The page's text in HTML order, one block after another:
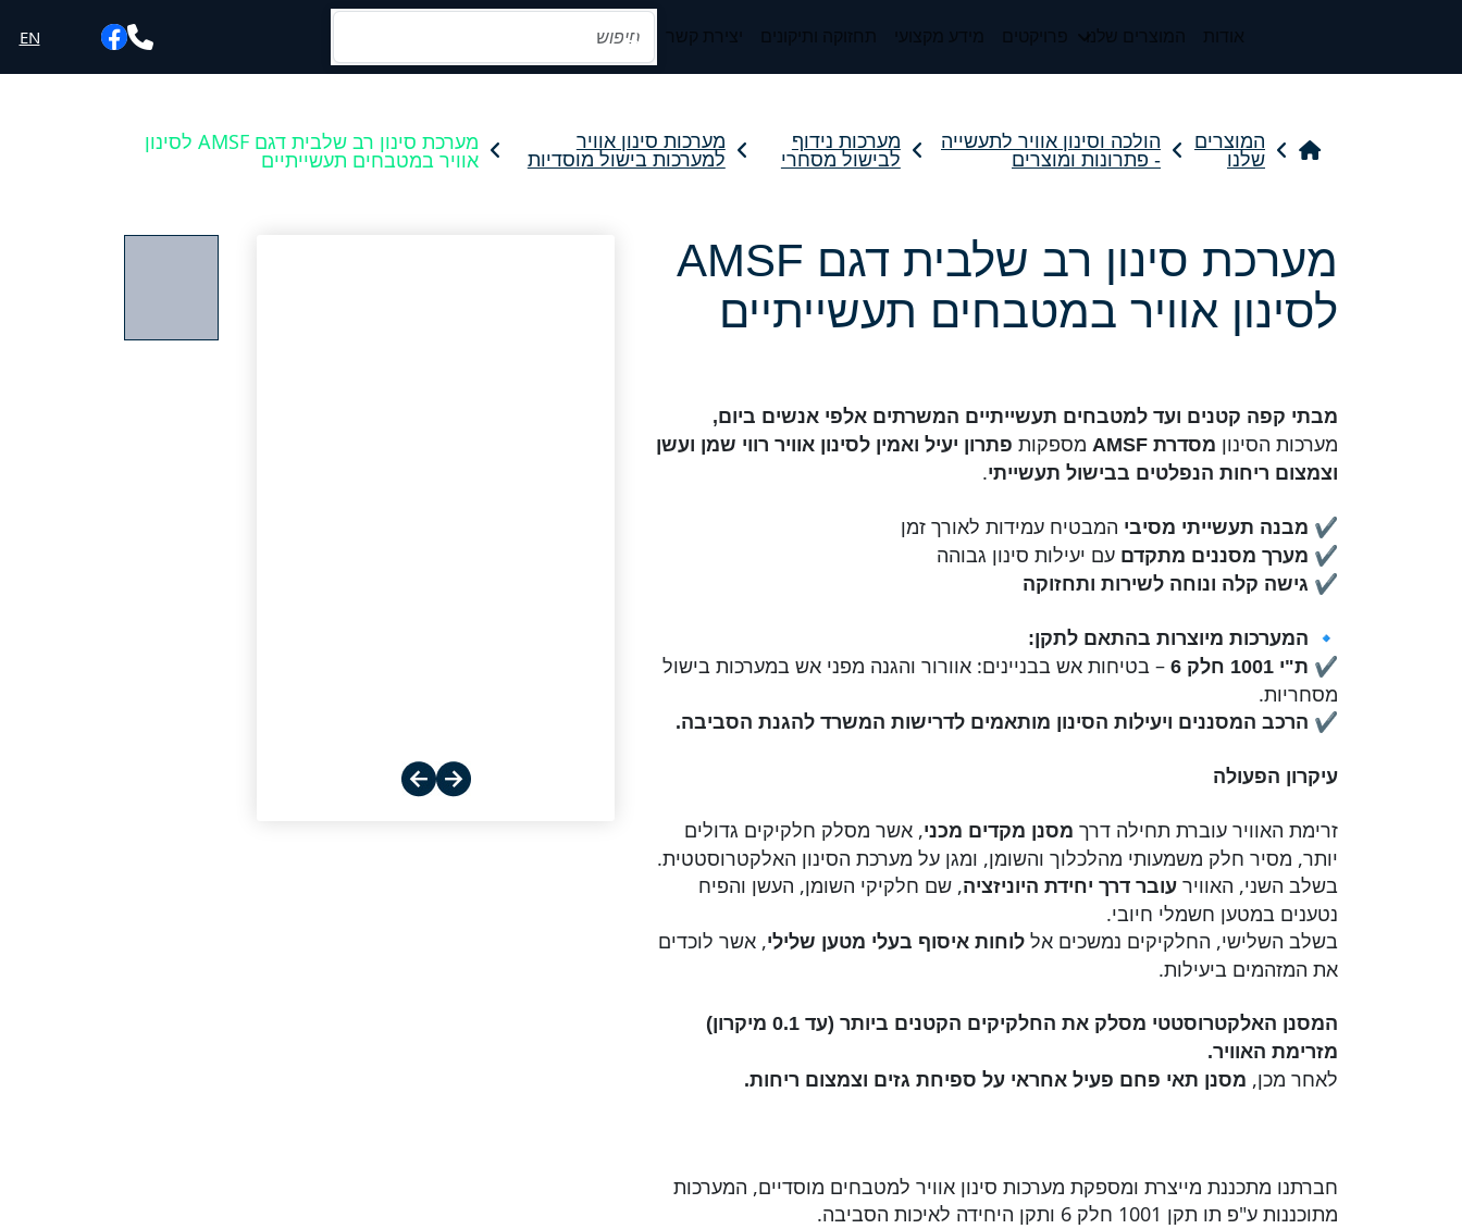
אודות המוצרים שלנו פרויקטים מידע מקצועי תחזוקה ותיקונים יצירת קשר EN
המוצרים
שלנו
הולכה וסינון אוויר לתעשייה
- פתרונות ומוצרים
מערכות נידוף
לבישול מסחרי
מערכות סינון אוויר
למערכות בישול מוסדיות
מערכת סינון רב שלבית דגם AMSF לסינון
אוויר במטבחים תעשייתיים
מערכת סינון רב שלבית דגם AMSF
לסינון אוויר במטבחים תעשייתיים
מבתי קפה קטנים ועד למטבחים תעשייתיים המשרתים אלפי אנשים ביום,
מערכות הסינון מסדרת מספקות פתרון יעיל ואמין לסינון אוויר רווי שמן ועשן
וצמצום ריחות הנפלטים בבישול תעשייתי.
✔ מבנה תעשייתי מסיבי המבטיח עמידות לאורך זמן
✔ מערך מסננים מתקדם עם יעילות סינון גבוהה
✔ גישה קלה ונוחה לשירות ותחזוקה
🔹 המערכות מיוצרות בהתאם לתקן:
✔ ת"י 1001 חלק 6
– בטיחות אש בבניינים: אוורור והגנה מפני אש במערכות בישול
מסחריות.
✔ הרכב המסננים ויעילות הסינון מותאמים לדרישות המשרד להגנת הסביבה.
עיקרון הפעולה
זרימת האוויר עוברת תחילה דרך מסנן מקדים מכני, אשר מסלק חלקיקים גדולים
יותר, מסיר חלק משמעותי מהלכלוך והשומן, ומגן על מערכת הסינון האלקטרוסטטית.
בשלב השני, האוויר עובר דרך יחידת היוניזציה, שם חלקיקי השומן, העשן והפיח
נטענים במטען חשמלי חיובי.
בשלב השלישי, החלקיקים נמשכים אל לוחות איסוף בעלי מטען שלילי, אשר לוכדים
את המזהמים ביעילות.
המסנן האלקטרוסטטי מסלק את החלקיקים הקטנים ביותר (עד 0.1 מיקרון)
מזרימת האוויר.
לאחר מכן, מסנן תאי פחם פעיל אחראי על ספיחת גזים וצמצום ריחות.
חברתנו מתכננת מייצרת ומספקת מערכות סינון אוויר למטבחים מוסדיים, המערכות
מתוכננות ע"פ תו תקן 1001 חלק 6 ותקן היחידה לאיכות הסביבה.